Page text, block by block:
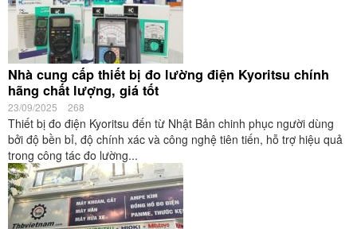
Nhà cung cấp thiết bị đo lường điện Kyoritsu chính
hãng chất lượng, giá tốt
23/09/2025 268
Thiết bị đo điện Kyoritsu đến từ Nhật Bản chinh phục người dùng
bởi độ bền bỉ, độ chính xác và công nghệ tiên tiến, hỗ trợ hiệu quả
trong công tác đo lường...